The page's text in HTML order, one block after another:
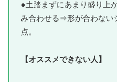
●土踏まずにあまり盛り上
み合わせる⇒形が合わない
点。
【オススメできない人】